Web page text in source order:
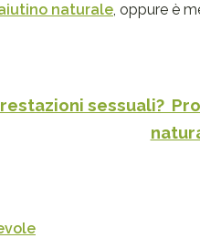
naturale, oppure è
sessuali?